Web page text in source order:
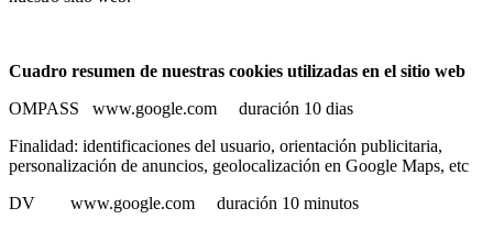
Cuadro resumen de nuestras cookies utilizadas en el sitio web
OMPASS www.google.com duración 10 dias
Finalidad: identificaciones del usuario, orientación publicitaria,
personalización de anuncios, geolocalización en Google Maps, etc
DV www.google.com duración 10 minutos